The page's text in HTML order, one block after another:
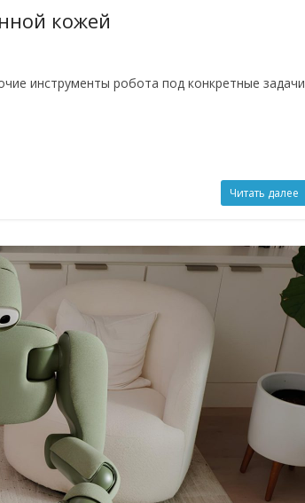
кожей
инструменты робота под конкретные задачи
Читать далее